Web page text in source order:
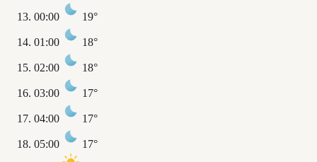
00:00 19°
01:00 18°
02:00 18°
03:00 17°
04:00 17°
05:00 17°